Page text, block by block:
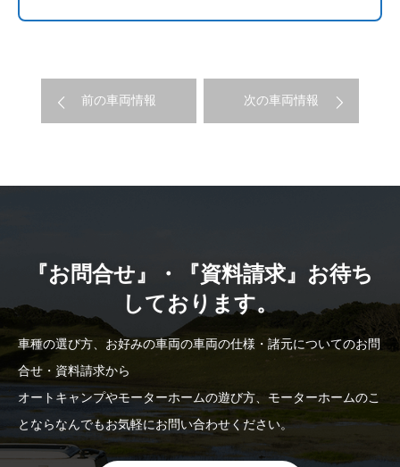
前の車両情報 次の車両情報
『お問合せ』・『資料請求』お待ち
しております。
車種の選び方、お好みの車両の車両の仕様・諸元についてのお問
合せ・資料請求から
オートキャンプやモーターホームの遊び方、モーターホームのこ
とならなんでもお気軽にお問い合わせください。